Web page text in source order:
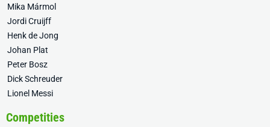
Mika Mármol
Jordi Cruijff
Henk de Jong
Johan Plat
Peter Bosz
Dick Schreuder
Lionel Messi
Competities